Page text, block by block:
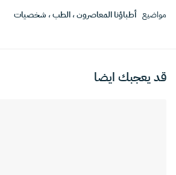
مواضيع أطباؤنا المعاصرون،الطب، شخصيات
قد يعجبك ايضا